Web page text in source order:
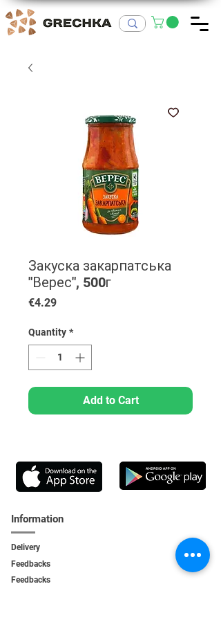
Закуска закарпатська
"Верес", 500г
€4.29Price
Quantity *
Add to Cart
Information
Delivery
Feedbacks
Feedbacks